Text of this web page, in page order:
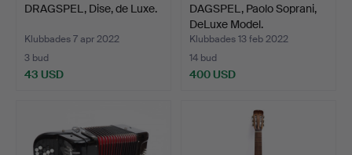
DRAGSPEL, Dise, de Luxe.
Klubbades 7 apr 2022
3 bud
43 USD
DAGSPEL, Paolo Soprani,
DeLuxe Model.
Klubbades 13 feb 2022
14 bud
400 USD